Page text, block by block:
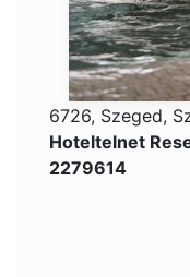
6726, Szeged,
Hoteltelnet
2279614